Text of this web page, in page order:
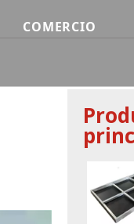
COMERCIO
Precio de la
Precio del
Precio de la